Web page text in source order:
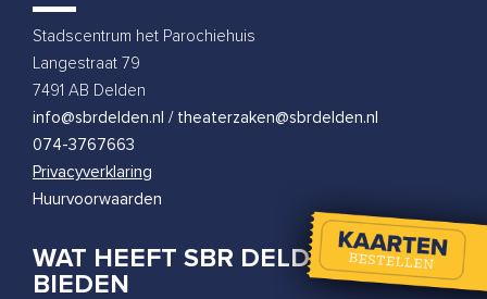
vrijdag 26 maart 2027
Tobi Kooiman
woensdag 31 maart 2027
Stadscentrum het Parochiehuis
Langestraat 79
7491 AB Delden
info@sbrdelden.nl / theaterzaken@sbrdelden.nl
074-3767663
Privacyverklaring
Huurvoorwaarden
WAT HEEFT SBR DELDEN TE
BIEDEN